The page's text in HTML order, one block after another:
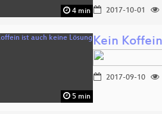
4 min 2017-10-01
5 min
Kein
2017-09-10